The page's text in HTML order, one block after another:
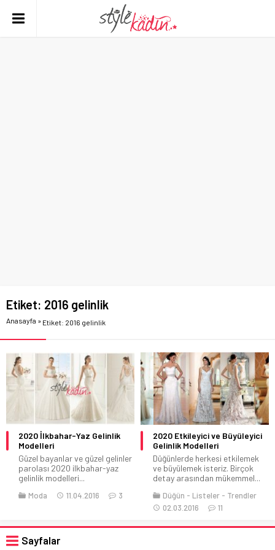
Etiket: 2016 gelinlik
Anasayfa » Etiket: 2016 gelinlik
2020 İlkbahar-Yaz Gelinlik
Modelleri
Güzel bayanlar ve güzel gelinler
parolası 2020 ilkbahar-yaz
gelinlik modelleri...
Moda 11.04.2016 3
2020 Etkileyici ve Büyüleyici
Gelinlik Modelleri
Düğünlerde herkesi etkilemek
ve büyülemek isteriz. Birçok
detay arasından mükemmel...
Düğün Listeler
Trendler
02.03.2016
11
Sayfalar